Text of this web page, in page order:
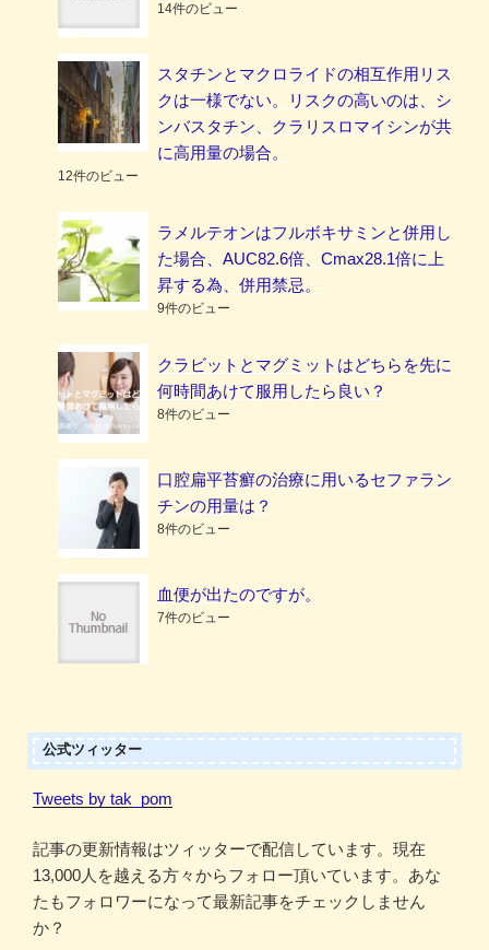
14件のビュー
スタチンとマクロライドの相互作用リス
クは一様でない。リスクの高いのは、シ
ンバスタチン、クラリスロマイシンが共
に高用量の場合。
12件のビュー
ラメルテオンはフルボキサミンと併用し
た場合、AUC82.6倍、Cmax28.1倍に上
昇する為、併用禁忌。
9件のビュー
クラビットとマグミットはどちらを先に
何時間あけて服用したら良い？
8件のビュー
口腔扁平苔癬の治療に用いるセファラン
チンの用量は？
8件のビュー
血便が出たのですが。
7件のビュー
公式ツィッター
Tweets by tak_pom
記事の更新情報はツィッターで配信しています。現在
13,000人を越える方々からフォロー頂いています。あな
たもフォロワーになって最新記事をチェックしません
か？